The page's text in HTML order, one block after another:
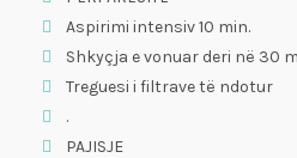
Aspirimi intensiv 10 min.
Shkyçja e vonuar deri në 30
Treguesi i filtrave të ndotur
.
PAJISJE